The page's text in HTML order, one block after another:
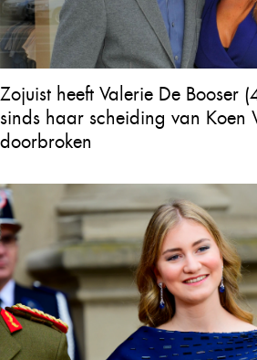
Zojuist heeft Valerie De Booser
sinds haar scheiding van Koen
doorbroken